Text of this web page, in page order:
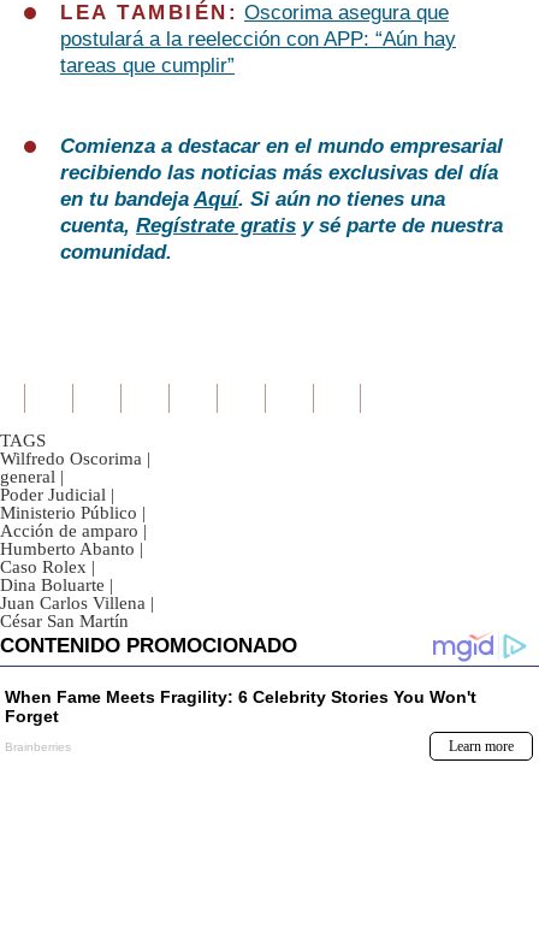
LEA TAMBIÉN: Oscorima asegura que
postulará a la reelección con APP: “Aún hay
tareas que cumplir”
Comienza a destacar en el mundo empresarial
recibiendo las noticias más exclusivas del día
en tu bandejaAquí. Si aún no tienes una
cuenta, Regístrate gratis y sé parte de nuestra
comunidad.
TAGS
Wilfredo Oscorima |
general |
Poder Judicial |
Ministerio Público |
Acción de amparo |
Humberto Abanto |
Caso Rolex |
Dina Boluarte |
Juan Carlos Villena |
César San Martín